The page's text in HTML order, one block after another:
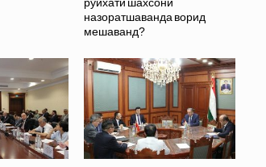
назоратшаванда ворид
мешаванд?